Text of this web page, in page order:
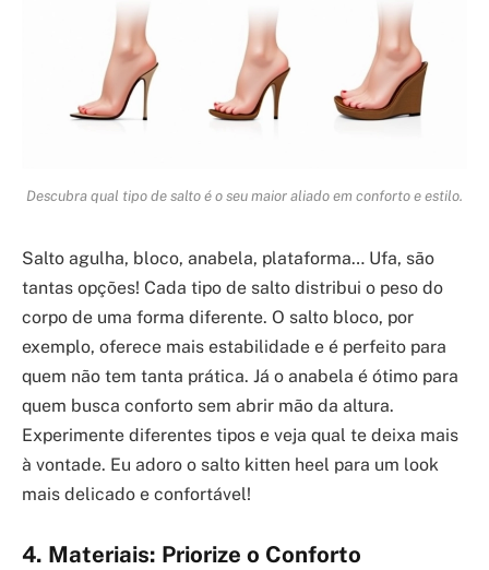
Descubra qual tipo de salto é o seu maior aliado em conforto e estilo.
Salto agulha, bloco, anabela, plataforma… Ufa, são
tantas opções! Cada tipo de salto distribui o peso do
corpo de uma forma diferente. O salto bloco, por
exemplo, oferece mais estabilidade e é perfeito para
quem não tem tanta prática. Já o anabela é ótimo para
quem busca conforto sem abrir mão da altura.
Experimente diferentes tipos e veja qual te deixa mais
à vontade. Eu adoro o salto kitten heel para um look
mais delicado e confortável!
4. Materiais: Priorize o Conforto